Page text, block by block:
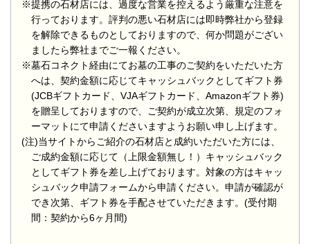
※提携の石材店には、過度な営業を控えるよう厳重な注意を
行っております。評判の悪い石材店には即時弊社から登録
を解除できるものとしておりますので、何か問題がござい
ましたら弊社までご一報ください。
※墓石コネクト経由にてお墓の工事のご契約をいただいた方
へは、契約金額に応じてキャッシュバックとしてギフト券
(JCBギフトカード、VJAギフトカード、Amazonギフト券)
を贈呈しておりますので、ご契約が成立次第、規定のフォ
ーマットにて申請くださいますようお願い申し上げます。
(注)当サイトからご紹介の石材店と成約いただいた方には、
ご成約金額に応じて（上限金額無し！）キャッシュバック
としてギフト券を差し上げております。対象の方はキャッ
シュバック申請フォームから申請ください。申請が確認が
でき次第、ギフト券を手配させていただきます。(受付期
間：契約から6ヶ月間)